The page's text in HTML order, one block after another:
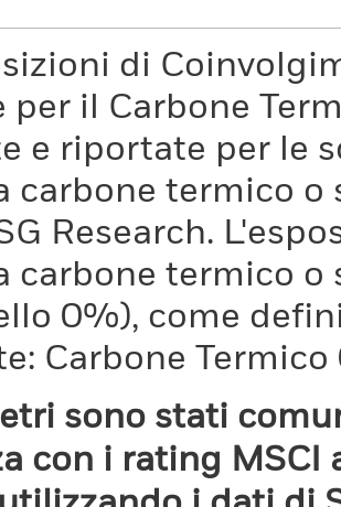
di
per il Carbone
e riportate per le
carbone termico
Research.
carbone termico
0%), come
Carbone
sono stati
con i rating